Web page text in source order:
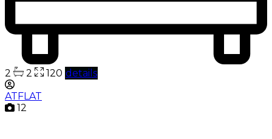
2 2 120 details
ATFLAT
12